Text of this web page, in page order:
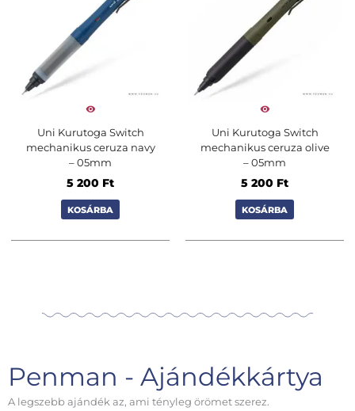
Uni Kurutoga Switch
mechanikus ceruza navy
– 05mm
5 200 Ft
KOSÁRBA
Uni Kurutoga Switch
mechanikus ceruza olive
– 05mm
5 200 Ft
KOSÁRBA
Penman - Ajándékkártya
A legszebb ajándék az, ami tényleg örömet szerez.